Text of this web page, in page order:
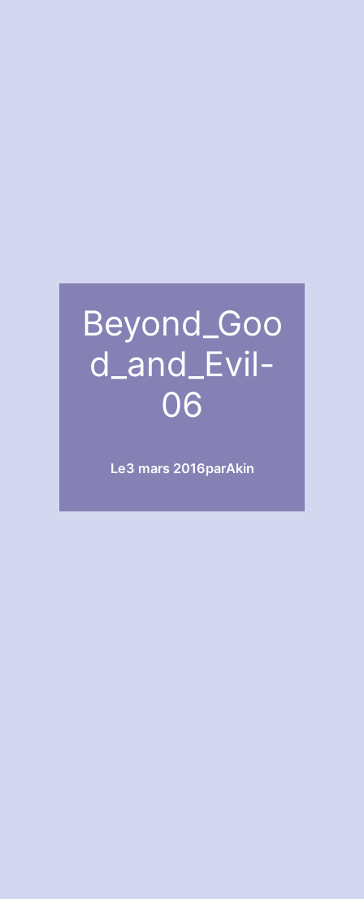
Beyond_Goo
d_and_Evil-
06
Le3 mars 2016parAkin